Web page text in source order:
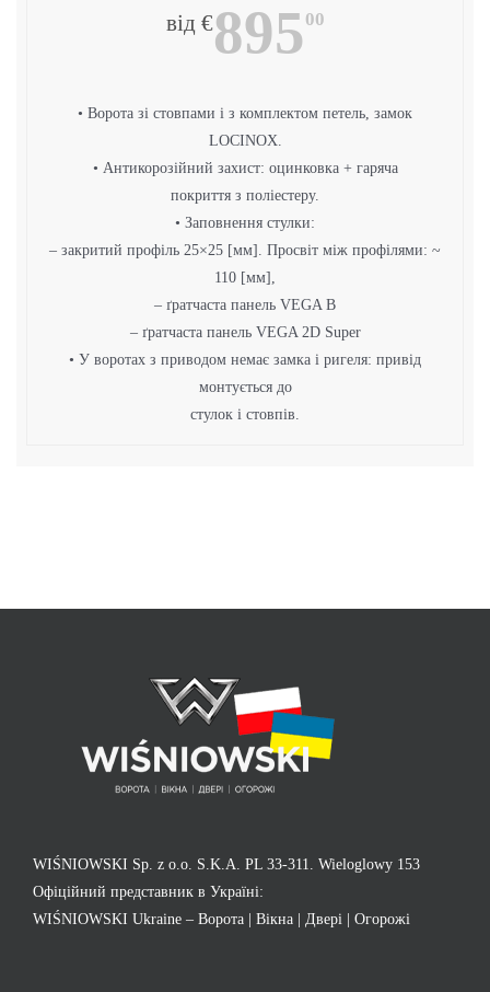
від €89500
• Ворота зі стовпами і з комплектом петель, замок
LOCINOX.
• Антикорозійний захист: оцинковка + гаряча
покриття з поліестеру.
• Заповнення стулки:
– закритий профіль 25×25 [мм]. Просвіт між профілями: ~
110 [мм],
– ґратчаста панель VEGA B
– ґратчаста панель VEGA 2D Super
• У воротах з приводом немає замка і ригеля: привід
монтується до
стулок і стовпів.
WIŚNIOWSKI Sp. z o.o. S.K.A. PL 33-311. Wieloglowy 153
Офіційний представник в Україні:
WIŚNIOWSKI Ukraine – Ворота | Вікна | Двері | Огорожі